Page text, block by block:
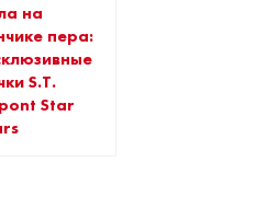
на
пера:
S.T.
Star